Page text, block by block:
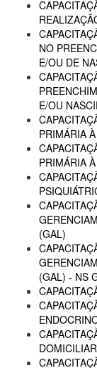
NO
E/OU DE
E/OU
PRIMÁRIA
PRIMÁRIA
(GAL)
(GAL) - NS